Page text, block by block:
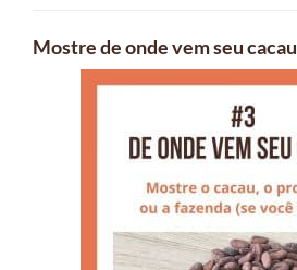
Mostre de onde vem seu cacau